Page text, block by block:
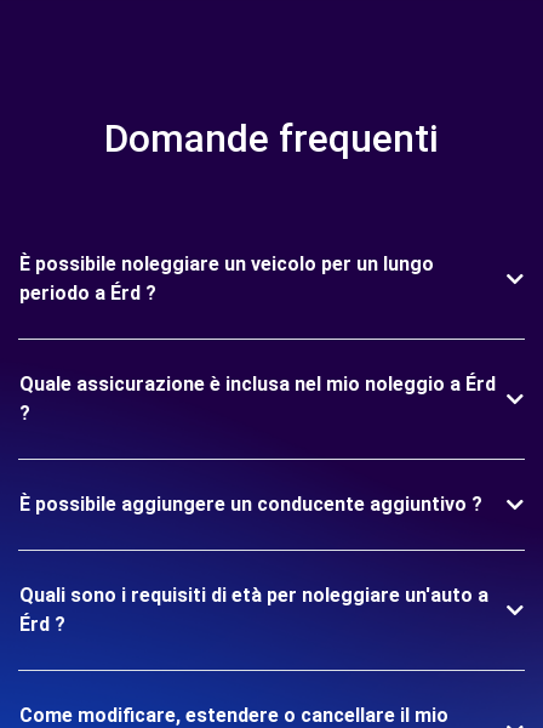
Domande frequenti
È possibile noleggiare un veicolo per un lungo
periodo a Érd ?
Quale assicurazione è inclusa nel mio noleggio a Érd
?
È possibile aggiungere un conducente aggiuntivo ?
Quali sono i requisiti di età per noleggiare un'auto a
Érd ?
Come modificare, estendere o cancellare il mio